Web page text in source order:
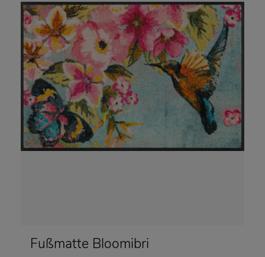
Fußmatte Bloomibri